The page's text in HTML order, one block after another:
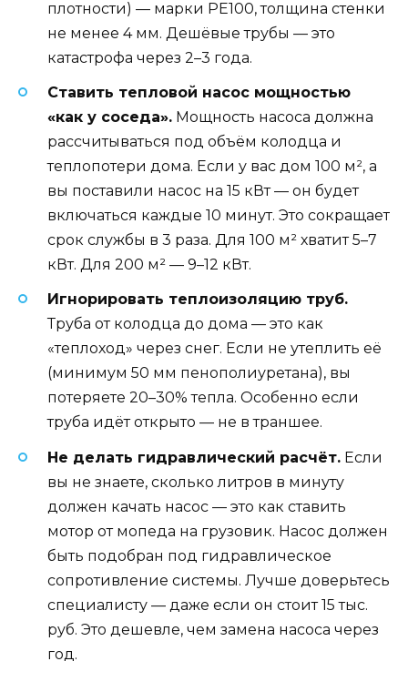
плотности) — марки PE100, толщина стенки
не менее 4 мм. Дешёвые трубы — это
катастрофа через 2–3 года.
Ставить тепловой насос мощностью
«как у соседа». Мощность насоса должна
рассчитываться под объём колодца и
теплопотери дома. Если у вас дом 100 м², а
вы поставили насос на 15 кВт — он будет
включаться каждые 10 минут. Это сокращает
срок службы в 3 раза. Для 100 м² хватит 5–7
кВт. Для 200 м² — 9–12 кВт.
Игнорировать теплоизоляцию труб.
Труба от колодца до дома — это как
«теплоход» через снег. Если не утеплить её
(минимум 50 мм пенополиуретана), вы
потеряете 20–30% тепла. Особенно если
труба идёт открыто — не в траншее.
Не делать гидравлический расчёт. Если
вы не знаете, сколько литров в минуту
должен качать насос — это как ставить
мотор от мопеда на грузовик. Насос должен
быть подобран под гидравлическое
сопротивление системы. Лучше доверьтесь
специалисту — даже если он стоит 15 тыс.
руб. Это дешевле, чем замена насоса через
год.